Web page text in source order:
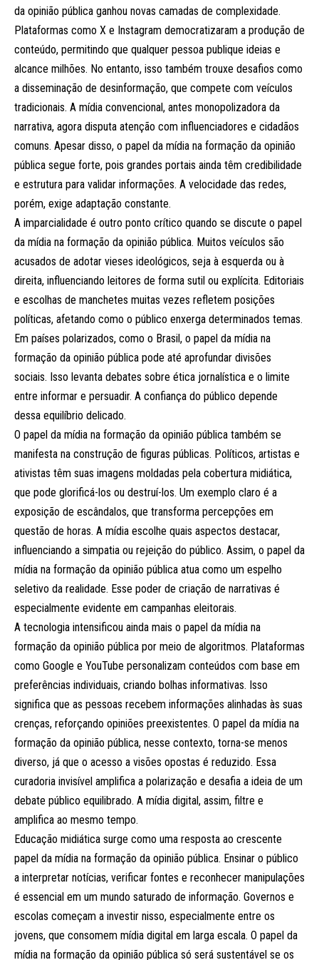
da opinião pública ganhou novas camadas de complexidade.
Plataformas como X e Instagram democratizaram a produção de
conteúdo, permitindo que qualquer pessoa publique ideias e
alcance milhões. No entanto, isso também trouxe desafios como
a disseminação de desinformação, que compete com veículos
tradicionais. A mídia convencional, antes monopolizadora da
narrativa, agora disputa atenção com influenciadores e cidadãos
comuns. Apesar disso, o papel da mídia na formação da opinião
pública segue forte, pois grandes portais ainda têm credibilidade
e estrutura para validar informações. A velocidade das redes,
porém, exige adaptação constante.
A imparcialidade é outro ponto crítico quando se discute o papel
da mídia na formação da opinião pública. Muitos veículos são
acusados de adotar vieses ideológicos, seja à esquerda ou à
direita, influenciando leitores de forma sutil ou explícita. Editoriais
e escolhas de manchetes muitas vezes refletem posições
políticas, afetando como o público enxerga determinados temas.
Em países polarizados, como o Brasil, o papel da mídia na
formação da opinião pública pode até aprofundar divisões
sociais. Isso levanta debates sobre ética jornalística e o limite
entre informar e persuadir. A confiança do público depende
dessa equilíbrio delicado.
O papel da mídia na formação da opinião pública também se
manifesta na construção de figuras públicas. Políticos, artistas e
ativistas têm suas imagens moldadas pela cobertura midiática,
que pode glorificá-los ou destruí-los. Um exemplo claro é a
exposição de escândalos, que transforma percepções em
questão de horas. A mídia escolhe quais aspectos destacar,
influenciando a simpatia ou rejeição do público. Assim, o papel da
mídia na formação da opinião pública atua como um espelho
seletivo da realidade. Esse poder de criação de narrativas é
especialmente evidente em campanhas eleitorais.
A tecnologia intensificou ainda mais o papel da mídia na
formação da opinião pública por meio de algoritmos. Plataformas
como Google e YouTube personalizam conteúdos com base em
preferências individuais, criando bolhas informativas. Isso
significa que as pessoas recebem informações alinhadas às suas
crenças, reforçando opiniões preexistentes. O papel da mídia na
formação da opinião pública, nesse contexto, torna-se menos
diverso, já que o acesso a visões opostas é reduzido. Essa
curadoria invisível amplifica a polarização e desafia a ideia de um
debate público equilibrado. A mídia digital, assim, filtre e
amplifica ao mesmo tempo.
Educação midiática surge como uma resposta ao crescente
papel da mídia na formação da opinião pública. Ensinar o público
a interpretar notícias, verificar fontes e reconhecer manipulações
é essencial em um mundo saturado de informação. Governos e
escolas começam a investir nisso, especialmente entre os
jovens, que consomem mídia digital em larga escala. O papel da
mídia na formação da opinião pública só será sustentável se os